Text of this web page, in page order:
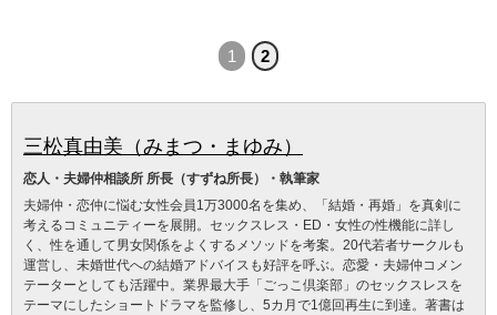
1 2
三松真由美（みまつ・まゆみ）
恋人・夫婦仲相談所 所長（すずね所長）・執筆家
夫婦仲・恋仲に悩む女性会員1万3000名を集め、「結婚・再婚」を真剣に
考えるコミュニティーを展開。セックスレス・ED・女性の性機能に詳し
く、性を通して男女関係をよくするメソッドを考案。20代若者サークルも
運営し、未婚世代への結婚アドバイスも好評を呼ぶ。恋愛・夫婦仲コメン
テーターとしても活躍中。業界最大手「ごっこ倶楽部」のセックスレスを
テーマにしたショートドラマを監修し、5カ月で1億回再生に到達。著書は